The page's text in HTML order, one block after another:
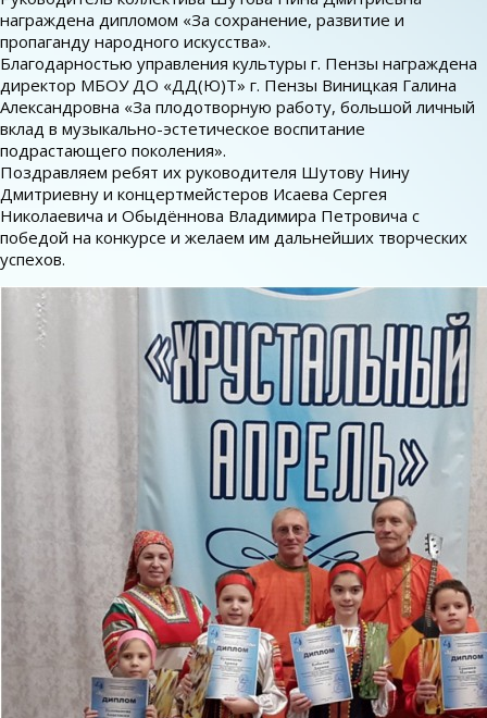
награждена дипломом «За сохранение, развитие и
пропаганду народного искусства».
Благодарностью управления культуры г. Пензы награждена
директор МБОУ ДО «ДД(Ю)Т» г. Пензы Виницкая Галина
Александровна «За плодотворную работу, большой личный
вклад в музыкально-эстетическое воспитание
подрастающего поколения».
Поздравляем ребят их руководителя Шутову Нину
Дмитриевну и концертмейстеров Исаева Сергея
Николаевича и Обыдённова Владимира Петровича с
победой на конкурсе и желаем им дальнейших творческих
успехов.